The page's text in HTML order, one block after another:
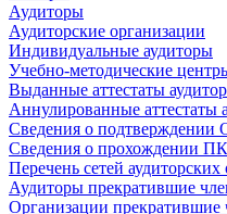
Аудиторы
Аудиторские организации
Индивидуальные аудиторы
Учебно-методические
Выданные аттестаты
Аннулированные аттестаты
Сведения о
Сведения о прохождении
Перечень сетей аудиторских
Аудиторы прекратившие
Организации прекратившие